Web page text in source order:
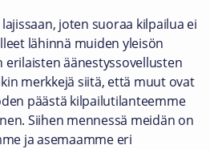
joten suoraa kilpailua ei
lähinnä muiden yleisön
äänestyssovellusten
merkkejä siitä, että muut ovat
päästä kilpailutilanteemme
Siihen mennessä meidän on
ja asemaamme eri